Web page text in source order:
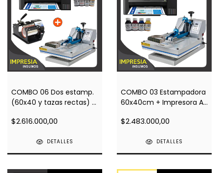
COMBO 06 Dos estamp.
(60x40 y tazas rectas) +
Regalos
$2.616.000,00
DETALLES
COMBO 03 Estampadora
60x40cm + Impresora A3
$2.483.000,00
DETALLES